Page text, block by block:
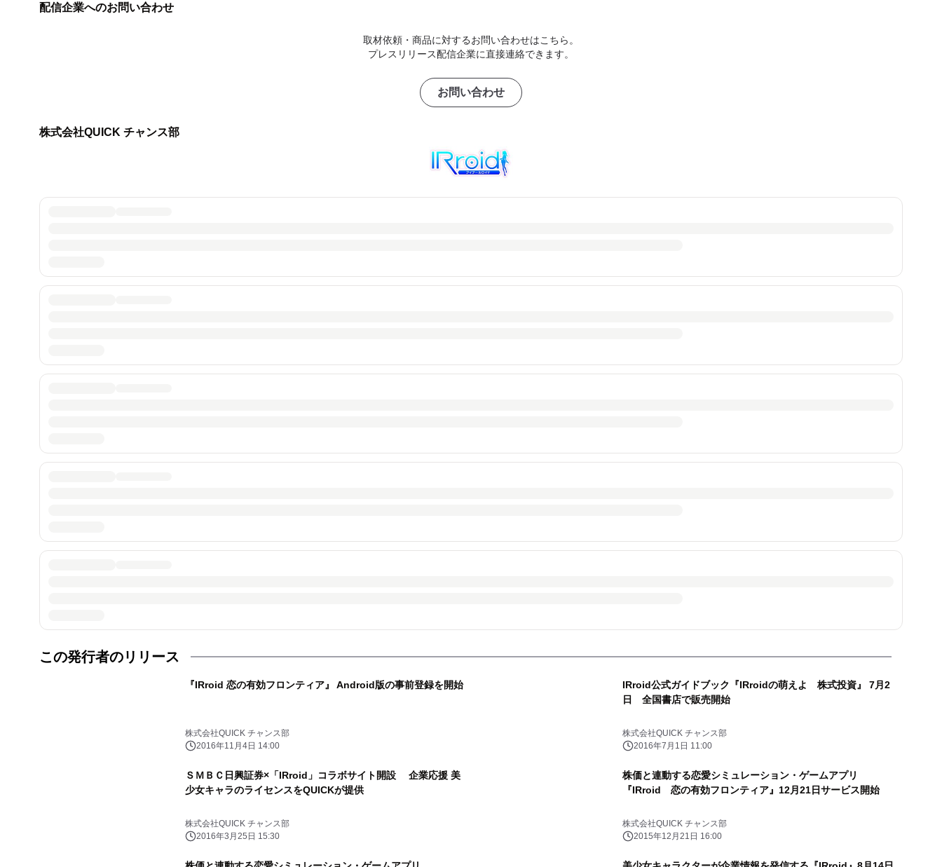
配信企業へのお問い合わせ
取材依頼・商品に対するお問い合わせはこちら。
プレスリリース配信企業に直接連絡できます。
お問い合わせ
株式会社QUICK チャンス部
この発行者のリリース
『IRroid 恋の有効フロンティア』 Android版の事前登録を開始
株式会社QUICK チャンス部
2016年11月4日 14:00
IRroid公式ガイドブック『IRroidの萌えよ 株式投資』 7月2
日 全国書店で販売開始
株式会社QUICK チャンス部
2016年7月1日 11:00
ＳＭＢＣ日興証券×「IRroid」コラボサイト開設 企業応援 美
少女キャラのライセンスをQUICKが提供
株式会社QUICK チャンス部
2016年3月25日 15:30
株価と連動する恋愛シミュレーション・ゲームアプリ
『IRroid 恋の有効フロンティア』12月21日サービス開始
株式会社QUICK チャンス部
2015年12月21日 16:00